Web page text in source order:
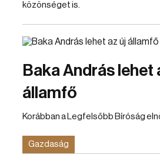
közönséget is.
Baka András lehet
államfő
Korábban a Legfelsőbb Bíróság
Gazdaság